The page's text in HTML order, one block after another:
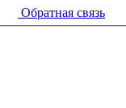
Обратная связь